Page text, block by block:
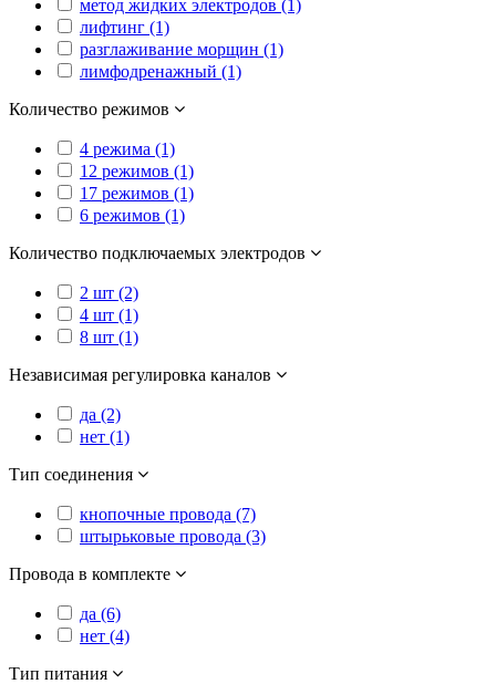
метод жидких электродов (1)
лифтинг (1)
разглаживание морщин (1)
лимфодренажный (1)
Количество режимов
4 режима (1)
12 режимов (1)
17 режимов (1)
6 режимов (1)
Количество подключаемых электродов
2 шт (2)
4 шт (1)
8 шт (1)
Независимая регулировка каналов
да (2)
нет (1)
Тип соединения
кнопочные провода (7)
штырьковые провода (3)
Провода в комплекте
да (6)
нет (4)
Тип питания